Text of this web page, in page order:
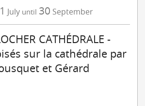
1 July until 30 September
CATHÉDRALE -
sur la cathédrale par
et Gérard